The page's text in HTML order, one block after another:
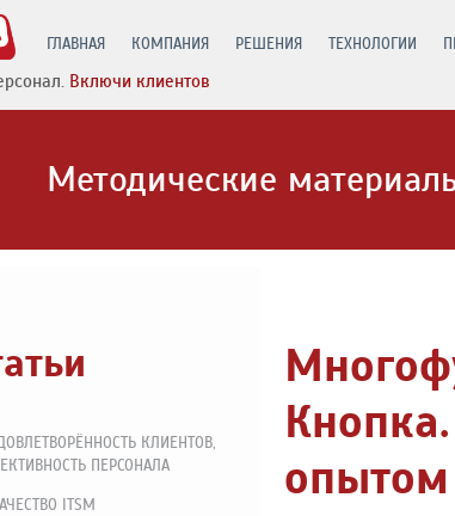
ГЛАВНАЯ КОМПАНИЯ РЕШЕНИЯ ТЕХНОЛОГИИ
Включи клиентов
Методические
КЛИЕНТОВ,
ПЕРСОНАЛА
ITSM
опытом